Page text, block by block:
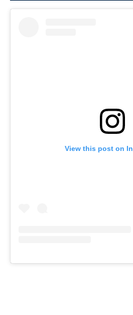
View this post on